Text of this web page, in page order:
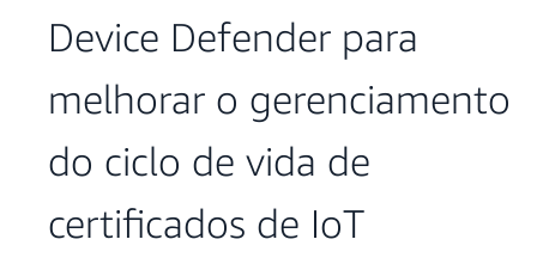
Device Defender para
melhorar o gerenciamento
do ciclo de vida de
certificados de IoT